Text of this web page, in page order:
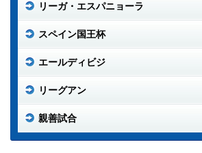
リーガ・エスパニョーラ
スペイン国王杯
エールディビジ
リーグアン
親善試合